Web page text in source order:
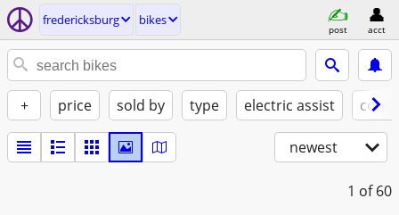
fredericksburg bikes
post acct
+ price sold by type electric assist
newest
1 of 60